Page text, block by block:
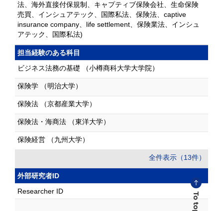
法、海外直接付保規制、キャプティブ保険会社、生命保険
売買、インシュアテック、国際私法、保険法、captive
insurance company、life settlement、保険業法、インシュ
アテック、国際私法)
担当経験のある科目
ビジネス法務の基礎 （小樽商科大学大学院）
保険学 （明治大学）
保険法 （京都産業大学）
保険法・海商法 （東洋大学）
保険経営 （九州大学）
全件表示（13件）
外部研究者ID
Researcher ID